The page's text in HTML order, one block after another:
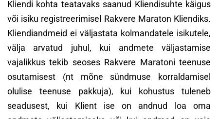
Kliendi kohta teatavaks saanud Kliendisuhte käigus
või isiku registreerimisel Rakvere Maraton Kliendiks.
Kliendiandmeid ei väljastata kolmandatele isikutele,
välja arvatud juhul, kui andmete väljastamise
vajalikkus tekib seoses Rakvere Maratoni teenuse
osutamisest (nt mõne sündmuse korraldamisel
olulise teenuse pakkuja), kui kohustus tuleneb
seadusest, kui Klient ise on andnud loa oma